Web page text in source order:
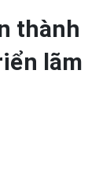
thành
lãm